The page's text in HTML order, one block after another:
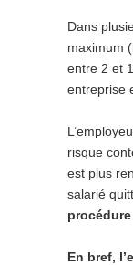
Dans
maximum
entre 2 et
entreprise
risque
est plus
salarié
procédure
En bref,